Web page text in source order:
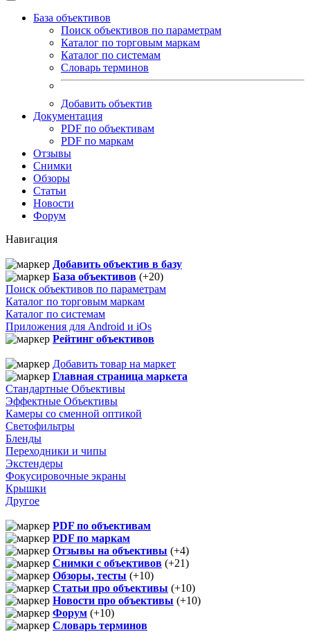
База объективов
Поиск объективов по параметрам
Каталог по торговым маркам
Каталог по системам
Словарь терминов
Добавить объектив
Документация
PDF по объективам
PDF по маркам
Отзывы
Снимки
Обзоры
Статьи
Новости
Форум
Навигация
Добавить объектив в базу
База объективов (+20)
Поиск объективов по параметрам
Каталог по торговым маркам
Каталог по системам
Приложения для Android и iOs
Рейтинг объективов
Добавить товар на маркет
Главная страница маркета
Стандартные Объективы
Эффектные Объективы
Камеры со сменной оптикой
Светофильтры
Бленды
Переходники и чипы
Экстендеры
Фокусировочные экраны
Крышки
Другое
PDF по объективам
PDF по маркам
Отзывы на объективы (+4)
Снимки с объективов (+21)
Обзоры, тесты (+10)
Статьи про объективы (+10)
Новости про объективы (+10)
Форум (+10)
Словарь терминов